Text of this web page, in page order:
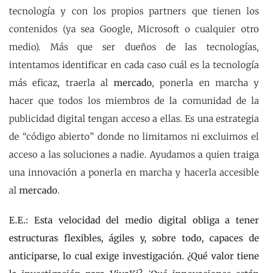
tecnología y con los propios partners que tienen los
contenidos (ya sea Google, Microsoft o cualquier otro
medio). Más que ser dueños de las tecnologías,
intentamos identificar en cada caso cuál es la tecnología
más eficaz, traerla al mercado, ponerla en marcha y
hacer que todos los miembros de la comunidad de la
publicidad digital tengan acceso a ellas. Es una estrategia
de “código abierto” donde no limitamos ni excluimos el
acceso a las soluciones a nadie. Ayudamos a quien traiga
una innovación a ponerla en marcha y hacerla accesible
al mercado.
E.E.: Esta velocidad del medio digital obliga a tener
estructuras flexibles, ágiles y, sobre todo, capaces de
anticiparse, lo cual exige investigación. ¿Qué valor tiene